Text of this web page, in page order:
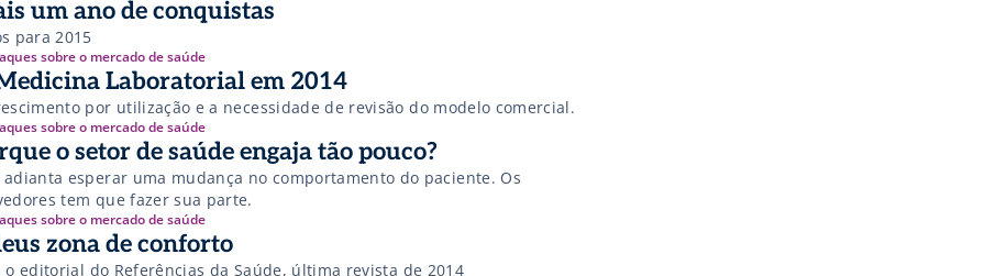
um ano de conquistas
para 2015
sobre o mercado de saúde
Laboratorial em 2014
por utilização e a necessidade de revisão do modelo comercial.
sobre o mercado de saúde
o setor de saúde engaja tão pouco?
adianta esperar uma mudança no comportamento do paciente. Os
tem que fazer sua parte.
sobre o mercado de saúde
zona de conforto
o editorial do Referências da Saúde, última revista de 2014